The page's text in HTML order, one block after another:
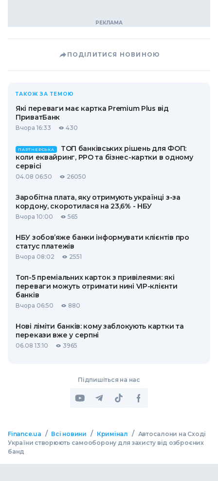
ПОДІЛИТИСЯ НОВИНОЮ
ТАКОЖ ЗА ТЕМОЮ
Які переваги має картка Premium Plus від
ПриватБанк
Вчора 16:33 430
ПАРТНЕРСЬКА
ТОП банківських рішень для ФОП:
коли еквайринг, РРО та бізнес-картки в одному
сервісі
04.08 06:50 26050
Заробітна плата, яку отримують українці з-за
кордону, скоротилася на 23,6% - НБУ
Вчора 10:00 565
НБУ зобов’яже банки інформувати клієнтів про
статус платежів
Вчора 08:02 2551
Топ-5 преміальних карток з привілеями: які
переваги можуть отримати нині VIP-клієнти
банків
Вчора 06:50 880
Нові ліміти банків: кому заблокують картки та
перекази вже у серпні
06.08 13:10 3965
Підпишіться на нас
Finance.ua / Всі новини / Кримінал / Автосалони на Сході
України створюють самооборону для захисту від озброєних
банд